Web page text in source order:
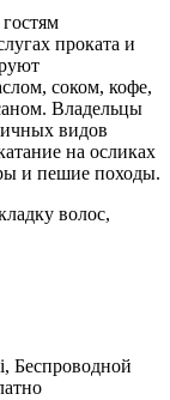
проката и
соком, кофе,
Владельцы
видов
на осликах
и пешие походы.
волос,
Беспроводной